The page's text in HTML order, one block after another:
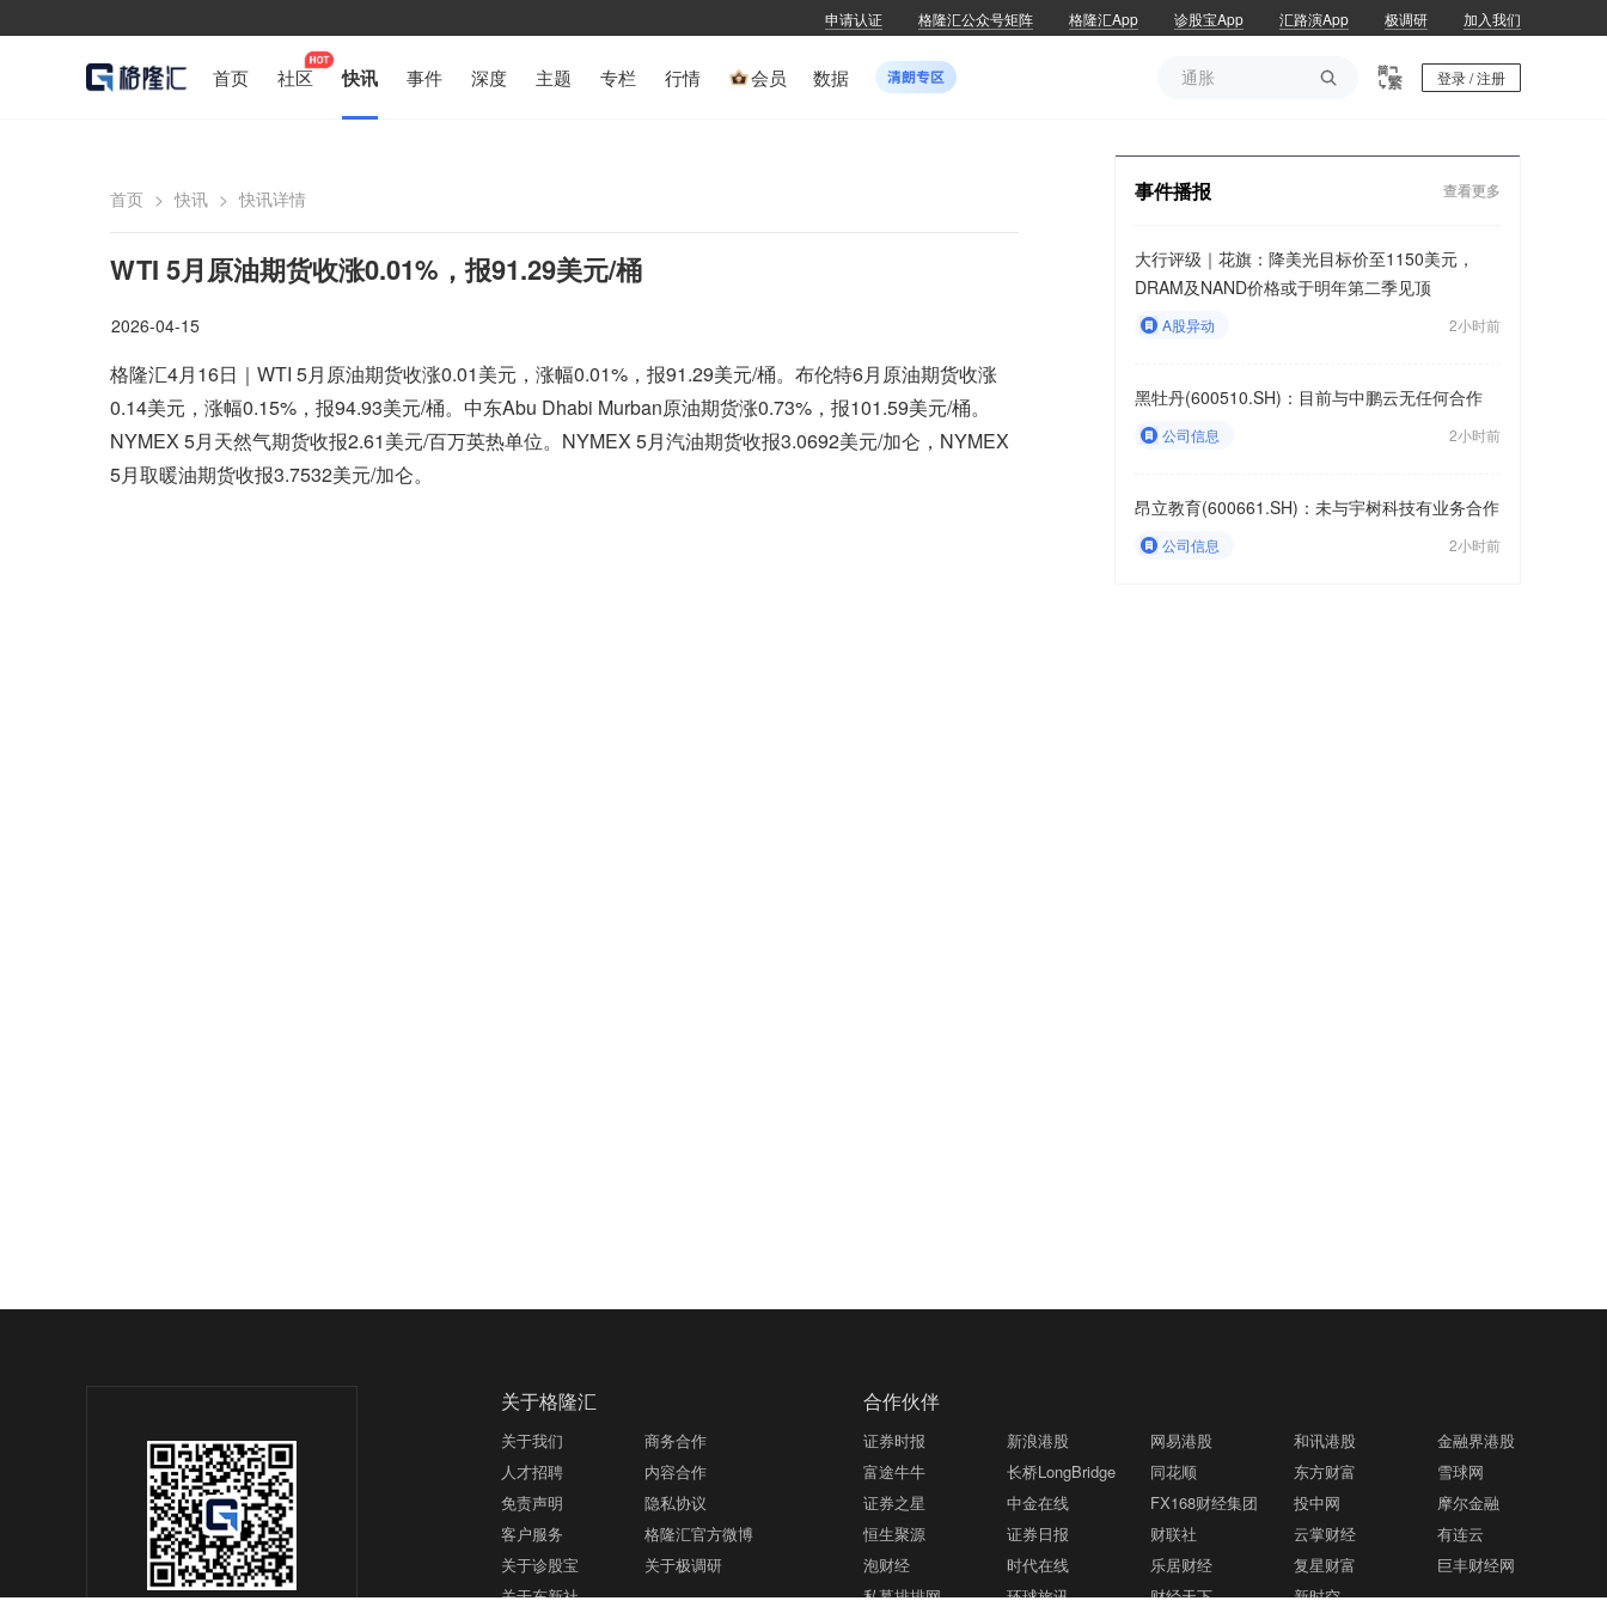
申请认证 格隆汇公众号矩阵 格隆汇App 诊股宝App 汇路演App 极调研 加入我们
首页 社区 快讯 事件 深度 主题 专栏 行情 会员 数据 
通胀
登录 / 注册
首页 > 快讯 > 快讯详情
WTI 5月原油期货收涨0.01%，报91.29美元/桶
2026-04-15
格隆汇4月16日｜WTI 5月原油期货收涨0.01美元，涨幅0.01%，报91.29美元/桶。布伦特6月原油期货收涨
0.14美元，涨幅0.15%，报94.93美元/桶。中东Abu Dhabi Murban原油期货涨0.73%，报101.59美元/桶。
NYMEX 5月天然气期货收报2.61美元/百万英热单位。NYMEX 5月汽油期货收报3.0692美元/加仑，NYMEX
5月取暖油期货收报3.7532美元/加仑。
事件播报 查看更多
大行评级｜花旗：降美光目标价至1150美元，
DRAM及NAND价格或于明年第二季见顶
A股异动 2小时前
黑牡丹(600510.SH)：目前与中鹏云无任何合作
公司信息 2小时前
昂立教育(600661.SH)：未与宇树科技有业务合作
公司信息 2小时前
关于格隆汇
关于我们
商务合作
人才招聘
内容合作
免责声明
隐私协议
客户服务
格隆汇官方微博
关于诊股宝
关于极调研
关于东新社
合作伙伴
证券时报 新浪港股 网易港股 和讯港股
金融界港股
富途牛牛
长桥LongBridge 同花顺 东方财富
雪球网
证券之星
中金在线 FX168财经集团 投中网
摩尔金融
恒生聚源
证券日报 财联社 云掌财经
有连云
泡财经
时代在线 乐居财经 复星财富
巨丰财经网
私募排排网
环球旅讯 财经天下 新时空